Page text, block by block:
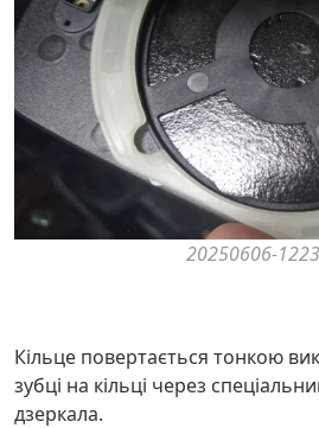
20250606-
Кільце повертається тонкою
зубці на кільці через
дзеркала.